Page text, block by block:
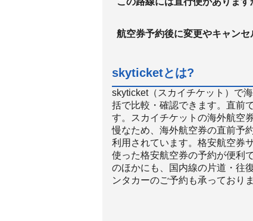
航空券予約後に変更やキャンセ
skyticketとは?
skyticket（スカイチケット）で
括で比較・確認できます。直前
す。スカイチケットの海外航空
慢なため、海外航空券の直前予
利用されています。格安航空券
使った格安航空券の予約が便利
のほかにも、国内線の片道・往
ンタカーのご予約も承っておりま